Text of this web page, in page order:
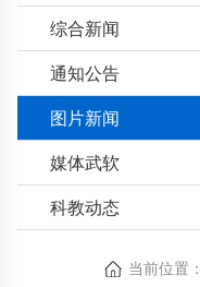
综合新闻
通知公告
图片新闻
媒体武软
科教动态
当前位置：